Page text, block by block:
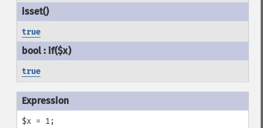
true
true
$x = 1;